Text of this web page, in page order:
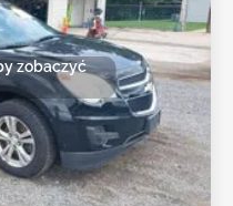
zobaczyć